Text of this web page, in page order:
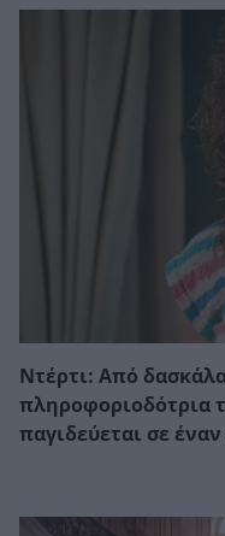
Ντέρτι: Από
πληροφοριοδότρια
παγιδεύεται σε